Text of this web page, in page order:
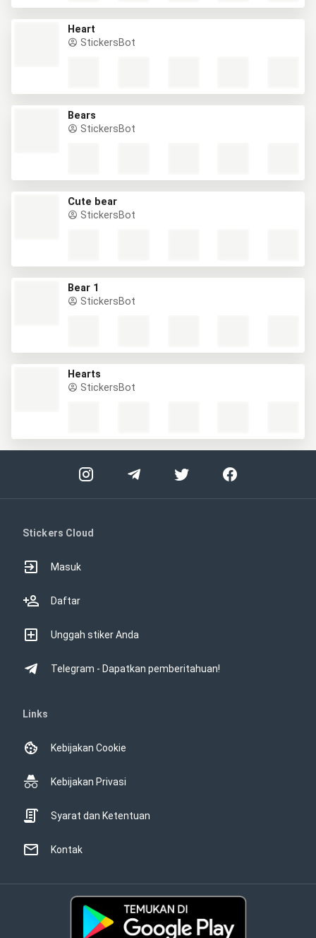
Heart
StickersBot
Bears
StickersBot
Cute bear
StickersBot
Bear 1
StickersBot
Hearts
StickersBot
Stickers Cloud
Masuk
Daftar
Unggah stiker Anda
Telegram - Dapatkan pemberitahuan!
Links
Kebijakan Cookie
Kebijakan Privasi
Syarat dan Ketentuan
Kontak